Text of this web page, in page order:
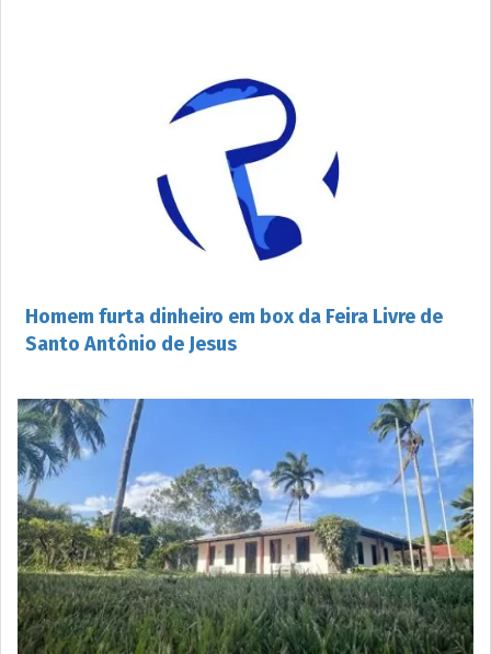
Homem furta dinheiro em box da Feira Livre de
Santo Antônio de Jesus